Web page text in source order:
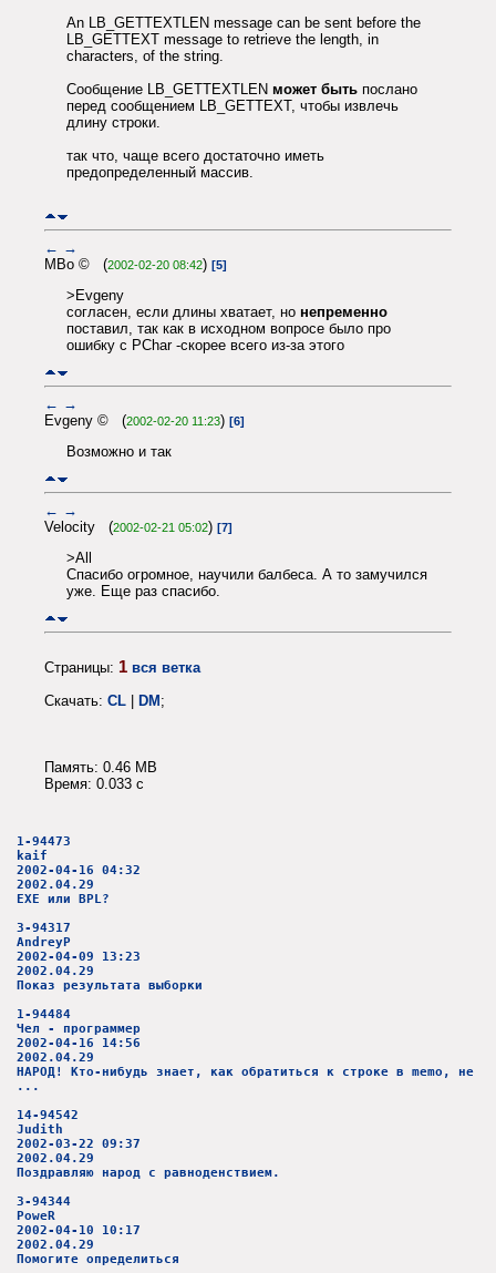
An LB_GETTEXTLEN message can be sent before the
LB_GETTEXT message to retrieve the length, in
characters, of the string.
Сообщение LB_GETTEXTLEN может быть послано
перед сообщением LB_GETTEXT, чтобы извлечь
длину строки.
так что, чаще всего достаточно иметь
предопределенный массив.
← →
MBo © (2002-02-20 08:42) [5]
>Evgeny
согласен, если длины хватает, но непременно
поставил, так как в исходном вопросе было про
ошибку с PChar -скорее всего из-за этого
← →
Evgeny © (2002-02-20 11:23) [6]
Возможно и так
← →
Velocity (2002-02-21 05:02) [7]
>All
Спасибо огромное, научили балбеса. А то замучился
уже. Еще раз спасибо.
Страницы: 1 вся ветка
Скачать: CL | DM;
Память: 0.46 MB
Время: 0.033 c
1-94473
kaif
2002-04-16 04:32
2002.04.29
EXE или BPL?
3-94317
AndreyP
2002-04-09 13:23
2002.04.29
Показ результата выборки
1-94484
Чел - программер
2002-04-16 14:56
2002.04.29
НАРОД! Кто-нибудь знает, как обратиться к строке в memo, не
...
14-94542
Judith
2002-03-22 09:37
2002.04.29
Поздравляю народ с равноденствием.
3-94344
PoweR
2002-04-10 10:17
2002.04.29
Помогите определиться